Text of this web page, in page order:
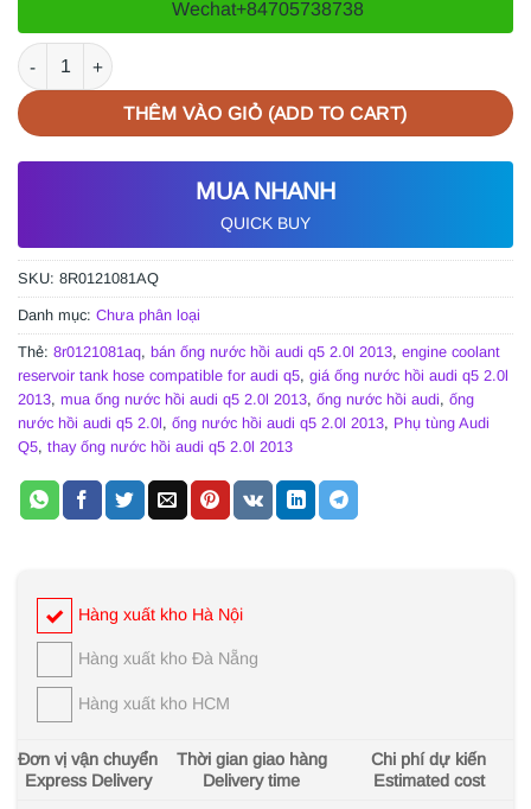
Wechat+84705738738
ỐNG NƯỚC HỒI AUDI Q5 2.0L 2013 | 8R0121081AQ số lượng
THÊM VÀO GIỎ (ADD TO CART)
MUA NHANH
QUICK BUY
SKU: 8R0121081AQ
Danh mục: Chưa phân loại
Thẻ: 8r0121081aq, bán ống nước hồi audi q5 2.0l 2013, engine coolant
reservoir tank hose compatible for audi q5, giá ống nước hồi audi q5 2.0l
2013, mua ống nước hồi audi q5 2.0l 2013, ống nước hồi audi, ống
nước hồi audi q5 2.0l, ống nước hồi audi q5 2.0l 2013, Phụ tùng Audi
Q5, thay ống nước hồi audi q5 2.0l 2013
Hàng xuất kho Hà Nội
Hàng xuất kho Đà Nẵng
Hàng xuất kho HCM
Đơn vị vận chuyển
Express Delivery
Thời gian giao hàng
Delivery time
Chi phí dự kiến
Estimated cost